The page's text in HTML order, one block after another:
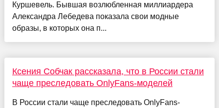
Куршевель. Бывшая возлюбленная миллиардера
Александра Лебедева показала свои модные
образы, в которых она п...
Ксения Собчак рассказала, что в России стали
чаще преследовать OnlyFans-моделей
В России стали чаще преследовать OnlyFans-